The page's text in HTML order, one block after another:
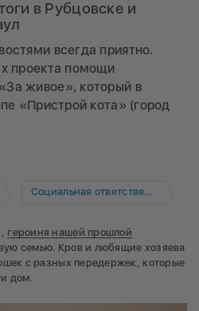
в Рубцовске и
всегда приятно.
проекта помощи
живое», который в
«Пристрой кота» (город
Социальная ответственность
героиня нашей прошлой
семью. Кров и любящие хозяева
с разных передержек, которые
дом.